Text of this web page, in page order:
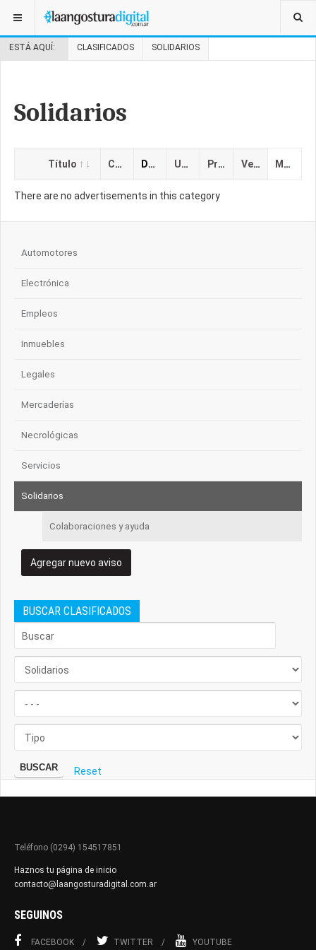
ESTÁ AQUÍ: CLASIFICADOS SOLIDARIOS
Solidarios
Título Categoría Descripción Ubicación Precio Vencimiento Mostrado
There are no advertisements in this category
Automotores
Electrónica
Empleos
Inmuebles
Legales
Mercaderías
Necrológicas
Servicios
Solidarios
Colaboraciones y ayuda
Agregar nuevo aviso
BUSCAR CLASIFICADOS
BUSCAR Reset
Teléfono (0294) 154517851
Haznos tu página de inicio
contacto@laangosturadigital.com.ar
SEGUINOS
FACEBOOK TWITTER YOUTUBE